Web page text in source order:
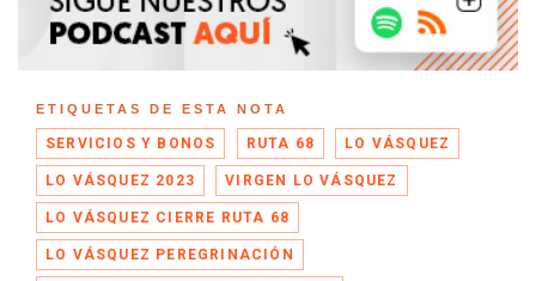
ETIQUETAS DE ESTA NOTA
SERVICIOS Y BONOS RUTA 68 LO VÁSQUEZ
LO VÁSQUEZ 2023 VIRGEN LO VÁSQUEZ
LO VÁSQUEZ CIERRE RUTA 68
LO VÁSQUEZ PEREGRINACIÓN